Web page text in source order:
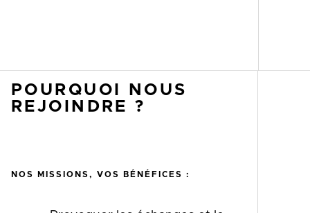
POURQUOI NOUS
REJOINDRE ?
NOS MISSIONS, VOS BÉNÉFICES :